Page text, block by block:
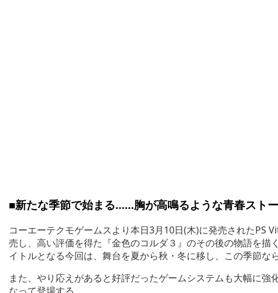
■新たな季節で始まる……胸が高鳴るような青春ストー
コーエーテクモゲームスより本日3月10日(木)に発売されたPS
売し、高い評価を得た『金色のコルダ３』のその後の物語を描
イトルとなる今回は、舞台を夏から秋・冬に移し、この季節な
また、やり応えがあると好評だったゲームシステムも大幅に
なって登場する。